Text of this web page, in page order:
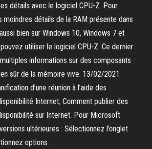
détails avec le logiciel CPU-Z. Pour
moindres détails de la RAM présente dans
bien sur Windows 10, Windows 7 et
utiliser le logiciel CPU-Z. Ce dernier
informations sur des composants
sûr de la mémoire vive. 13/02/2021
d’une réunion à l’aide des
Internet; Comment publier des
sur Internet. Pour Microsoft
ultérieures : Sélectionnez l’onglet
options.